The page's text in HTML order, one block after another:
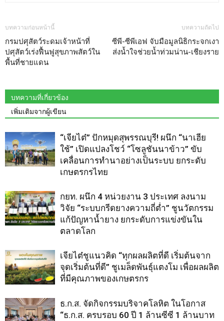
บทความก่อนหน้านี้
กรม​ปศุสัตว์​ระดมเจ้าหน้าที่
ปศุสัตว์​เร่งฟื้นฟู​สุขภาพ​สัตว์​ใน
พื้นที่​ชายแดน
บทความถัดไป
ซีพี-ซีพีเอฟ จับมือมูลนิธิกระจกเงา
ส่งน้ำใจช่วยน้ำท่วมน่าน-เชียงราย
บทความที่เกี่ยวข้อง
เพิ่มเติมจากผู้เขียน
“เจียไต๋” ปักหมุดสุพรรณบุรี! ผนึก “นาเฮีย
ใช้” เปิดแปลงโชว์ “โซลูชันนาข้าว” ขับ
เคลื่อนการทำนาอย่างเป็นระบบ ยกระดับ
เกษตรกรไทย
กยท. ผนึก 4 หน่วยงาน 3 ประเทศ ลงนาม
วิจัย “ระบบกรีดยางความถี่ต่ำ” ชูนวัตกรรม
แก้ปัญหาน้ำยาง ยกระดับการแข่งขันใน
ตลาดโลก
เจียไต๋ชูแนวคิด “ทุกผลผลิตที่ดี เริ่มต้นจาก
จุดเริ่มต้นที่ดี” ชูเมล็ดพันธุ์แตงโม เพื่อผลผลิต
ที่มีคุณภาพของเกษตรกร
ธ.ก.ส. จัดกิจกรรมบริจาคโลหิต ในโอกาส
“ธ.ก.ส. ครบรอบ 60 ปี 1 ล้านซีซี 1 ล้านบาท